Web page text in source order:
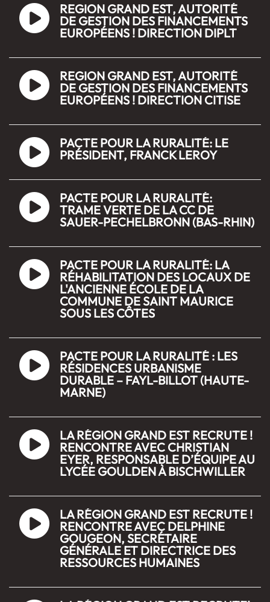
REGION GRAND EST, AUTORITÉ
DE GESTION DES FINANCEMENTS
EUROPÉENS ! DIRECTION DIPLT
REGION GRAND EST, AUTORITÉ
DE GESTION DES FINANCEMENTS
EUROPÉENS ! DIRECTION CITISE
PACTE POUR LA RURALITÉ: LE
PRÉSIDENT, FRANCK LEROY
PACTE POUR LA RURALITÉ:
TRAME VERTE DE LA CC DE
SAUER-PECHELBRONN (BAS-RHIN)
PACTE POUR LA RURALITÉ: LA
RÉHABILITATION DES LOCAUX DE
L'ANCIENNE ÉCOLE DE LA
COMMUNE DE SAINT MAURICE
SOUS LES CÔTES
PACTE POUR LA RURALITÉ : LES
RÉSIDENCES URBANISME
DURABLE – FAYL-BILLOT (HAUTE-
MARNE)
LA RÉGION GRAND EST RECRUTE !
RENCONTRE AVEC CHRISTIAN
EYER, RESPONSABLE D’ÉQUIPE AU
LYCÉE GOULDEN À BISCHWILLER
LA RÉGION GRAND EST RECRUTE !
RENCONTRE AVEC DELPHINE
GOUGEON, SECRÉTAIRE
GÉNÉRALE ET DIRECTRICE DES
RESSOURCES HUMAINES